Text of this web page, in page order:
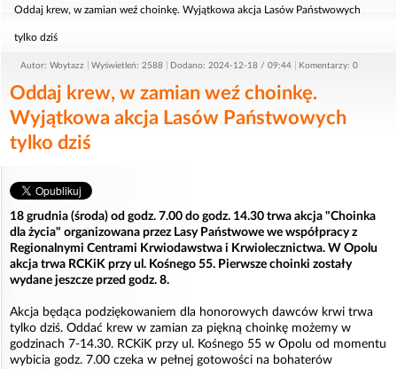
Oddaj krew, w zamian weź choinkę. Wyjątkowa akcja Lasów Państwowych
tylko dziś
Autor: Woytazz Wyświetleń: 2588 Dodano: 2024-12-18 / 09:44 Komentarzy: 0
Oddaj krew, w zamian weź choinkę.
Wyjątkowa akcja Lasów Państwowych
tylko dziś
18 grudnia (środa) od godz. 7.00 do godz. 14.30 trwa akcja "Choinka
dla życia" organizowana przez Lasy Państwowe we współpracy z
Regionalnymi Centrami Krwiodawstwa i Krwiolecznictwa. W Opolu
akcja trwa RCKiK przy ul. Kośnego 55. Pierwsze choinki zostały
wydane jeszcze przed godz. 8.
Akcja będąca podziękowaniem dla honorowych dawców krwi trwa
tylko dziś. Oddać krew w zamian za piękną choinkę możemy w
godzinach 7-14.30. RCKiK przy ul. Kośnego 55 w Opolu od momentu
wybicia godz. 7.00 czeka w pełnej gotowości na bohaterów